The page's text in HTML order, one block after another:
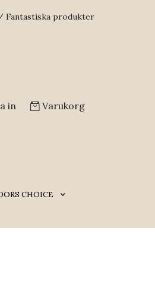
Fantastiska produkter
in Varukorg
CHOICE